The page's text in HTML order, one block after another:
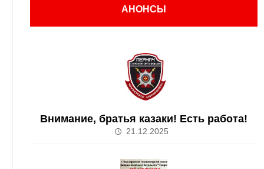
АНОНСЫ
Внимание, братья казаки! Есть работа!
21.12.2025